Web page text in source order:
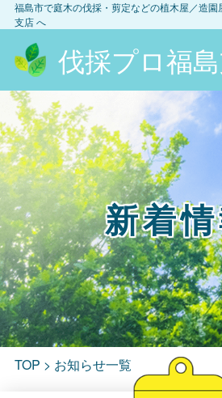
福島市で庭木の伐採・剪定などの植木屋／造園
支店へ
伐採プロ福
新着
TOP > お知らせ一覧